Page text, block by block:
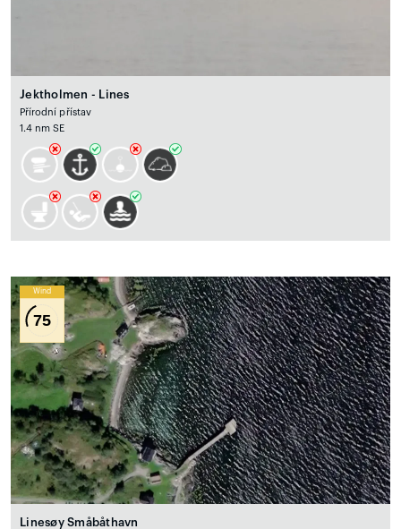
Jektholmen - Lines
Přírodní přístav
1.4 nm SE
Wind
75
Linesøy Småbåthavn